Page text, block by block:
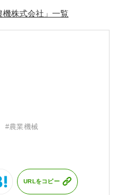
株式会社」
#農業機械
URLをコピー